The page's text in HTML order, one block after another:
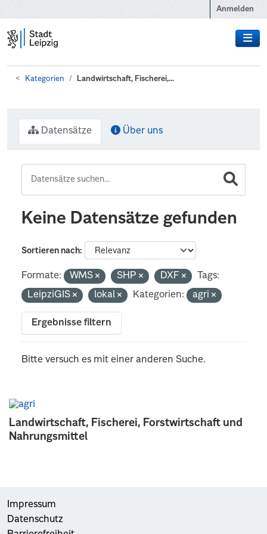
Anmelden
Kategorien Landwirtschaft, Fischerei,...
Landwirtschaft, Fischerei, Forstwirtschaft und
Nahrungsmittel
Datensätze Über uns
Keine Datensätze gefunden
Sortieren nach
Formate: WMS SHP DXF
Tags:
LeipziGIS
lokal Kategorien: agri
Ergebnisse filtern
Bitte versuch es mit einer anderen Suche.
Impressum
Datenschutz